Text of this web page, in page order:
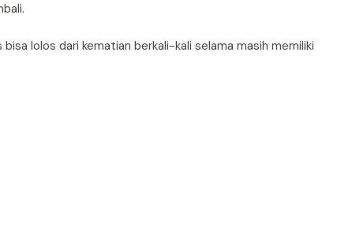
lolos dari kematian berkali-kali selama masih memiliki